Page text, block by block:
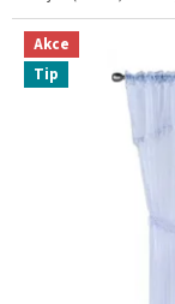
Akce
Tip